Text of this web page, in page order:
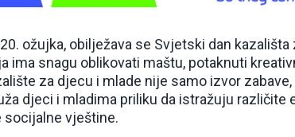
ožujka, obilježava se Svjetski dan
ima snagu oblikovati maštu, potaknuti
za djecu i mlade nije samo izvor
djeci i mladima priliku da istražuju različite
socijalne vještine.